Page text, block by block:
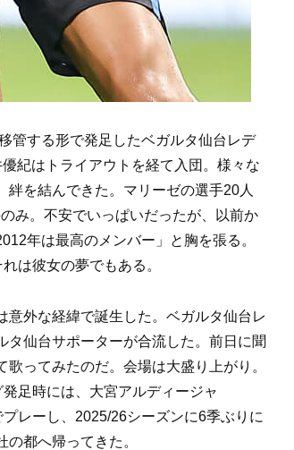
管する形で発足したベガルタ仙台レデ
紀はトライアウトを経て入団。様々な
を結んできた。マリーゼの選手20人
み。不安でいっぱいだったが、以前か
年は最高のメンバー」と胸を張る。
は彼女の夢でもある。
意外な経緯で誕生した。ベガルタ仙台レ
仙台サポーターが合流した。前日に聞
ってみたのだ。会場は大盛り上がり。
足時には、大宮アルディージャ
レーし、2025/26シーズンに6季ぶりに
都へ帰ってきた。